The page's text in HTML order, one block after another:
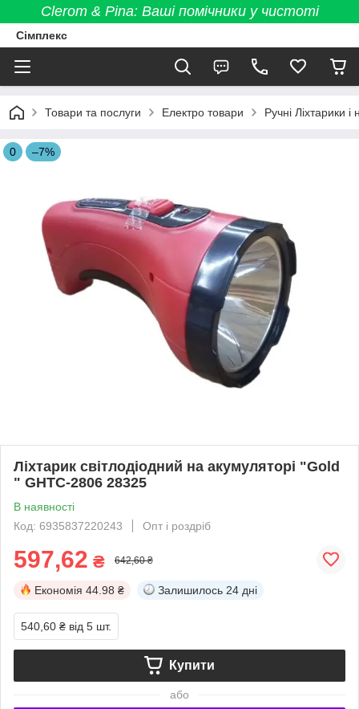
Clerom & Pina: Ваші помічники у чистоті
Сімплекс
Товари та послуги Електро товари Ручні Ліхтарики і
0 –7%
Ліхтарик світлодіодний на акумуляторі "Gold
" GHTC-2806 28325
В наявності
Код: 6935837220243
Опт і роздріб
597,62 ₴ 642,60 ₴
Економія 44.98 ₴ Залишилось 24 дні
540,60 ₴ від 5 шт.
Купити
або